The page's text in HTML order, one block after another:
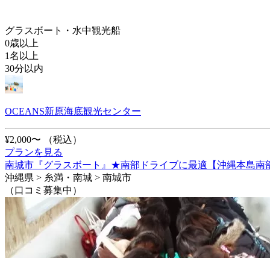
グラスボート・水中観光船
0歳以上
1名以上
30分以内
OCEANS新原海底観光センター
¥2,000〜
（税込）
プランを見る
南城市『グラスボート』★南部ドライブに最適【沖縄本島南
沖縄県 > 糸満・南城 > 南城市
（口コミ募集中）